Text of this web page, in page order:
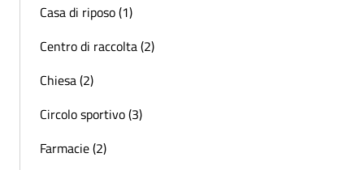
Casa di riposo (1)
Centro di raccolta (2)
Chiesa (2)
Circolo sportivo (3)
Farmacie (2)